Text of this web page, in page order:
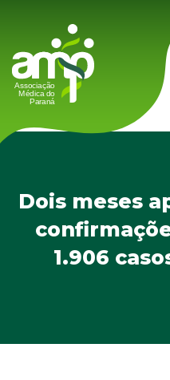
Dois meses
1.906